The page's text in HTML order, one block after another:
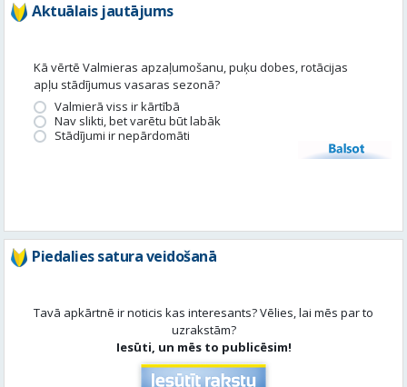
Aktuālais jautājums
Kā vērtē Valmieras apzaļumošanu, puķu dobes, rotācijas
apļu stādījumus vasaras sezonā?
Valmierā viss ir kārtībā
Nav slikti, bet varētu būt labāk
Stādījumi ir nepārdomāti
Balsot
Piedalies satura veidošanā
Tavā apkārtnē ir noticis kas interesants? Vēlies, lai mēs par to
uzrakstām?
Iesūti, un mēs to publicēsim!